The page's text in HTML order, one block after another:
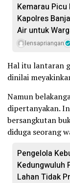
Kemarau Picu
Kapolres
Air untuk
lensapriangan
Hal itu lantaran
dinilai
Namun
dipertanyakan.
bersangkutan
diduga seorang
Pengelola
Kedungwuluh
Lahan Tidak